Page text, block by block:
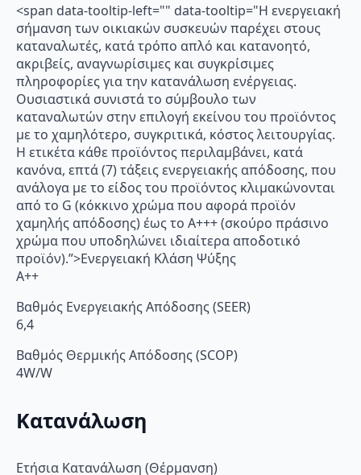
<span data-tooltip-left="" data-tooltip="Η ενεργειακή
σήμανση των οικιακών συσκευών παρέχει στους
καταναλωτές, κατά τρόπο απλό και κατανοητό,
ακριβείς, αναγνωρίσιμες και συγκρίσιμες
πληροφορίες για την κατανάλωση ενέργειας.
Ουσιαστικά συνιστά το σύμβουλο των
καταναλωτών στην επιλογή εκείνου του προϊόντος
με το χαμηλότερο, συγκριτικά, κόστος λειτουργίας.
Η ετικέτα κάθε προϊόντος περιλαμβάνει, κατά
κανόνα, επτά (7) τάξεις ενεργειακής απόδοσης, που
ανάλογα με το είδος του προϊόντος κλιμακώνονται
από το G (κόκκινο χρώμα που αφορά προϊόν
χαμηλής απόδοσης) έως το Α+++ (σκούρο πράσινο
χρώμα που υποδηλώνει ιδιαίτερα αποδοτικό
προϊόν).”>Ενεργειακή Κλάση Ψύξης
A++
Βαθμός Ενεργειακής Απόδοσης (SEER)
6,4
Βαθμός Θερμικής Απόδοσης (SCOP)
4W/W
Κατανάλωση
Ετήσια Κατανάλωση (Θέρμανση)